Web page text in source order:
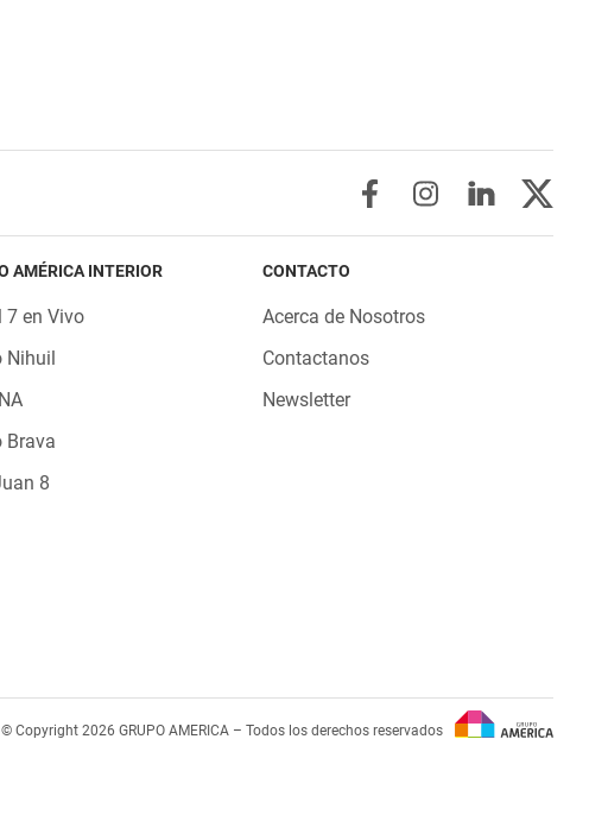
AMÉRICA INTERIOR
7 en Vivo
Nihuil
Brava
8
CONTACTO
Acerca de Nosotros
Contactanos
Newsletter
© Copyright 2026 GRUPO AMERICA – Todos los derechos reservados